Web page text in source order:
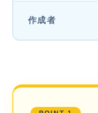
作成者